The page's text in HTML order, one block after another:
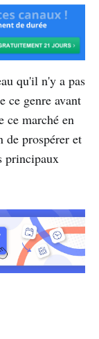
qu'il n'y a pas
ce genre avant
ce marché en
de prospérer et
principaux